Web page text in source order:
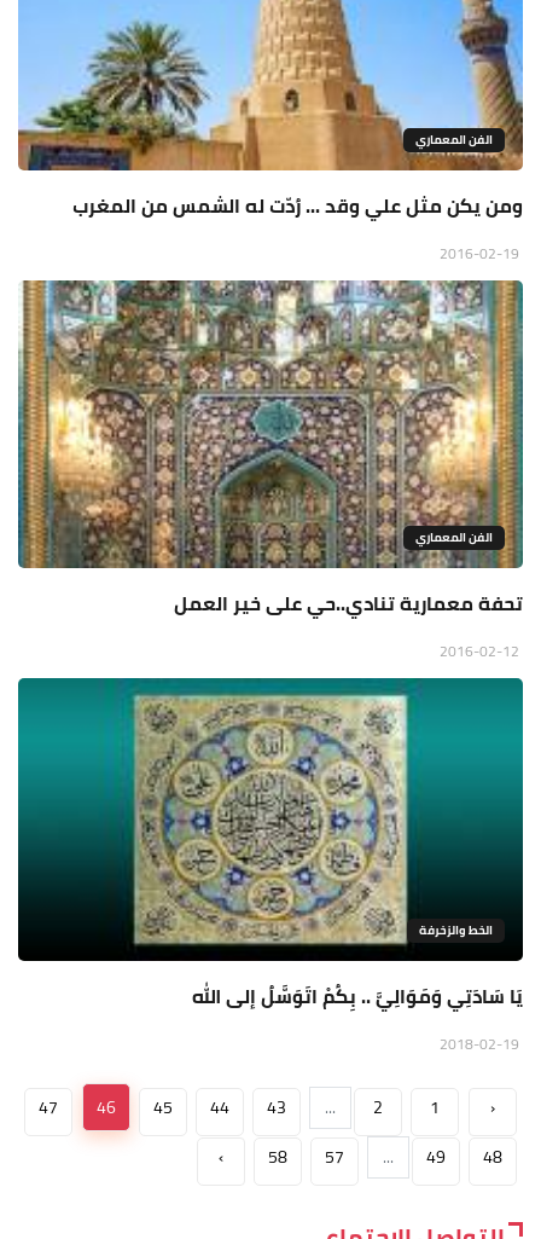
الفن المعماري
ومن يكن مثل علي وقد ... رُدّت له الشمس من المغرب
الفن المعماري
تحفة معمارية تنادي..حي على خير العمل
الخط والزخرفة
يَا سَادَتِي وَمَوَالِيَّ .. بِكُمْ اتَوَسَّلُ إلى الله
‹
1
2
...
43
44
45
46
47
48
49
...
57
58
›